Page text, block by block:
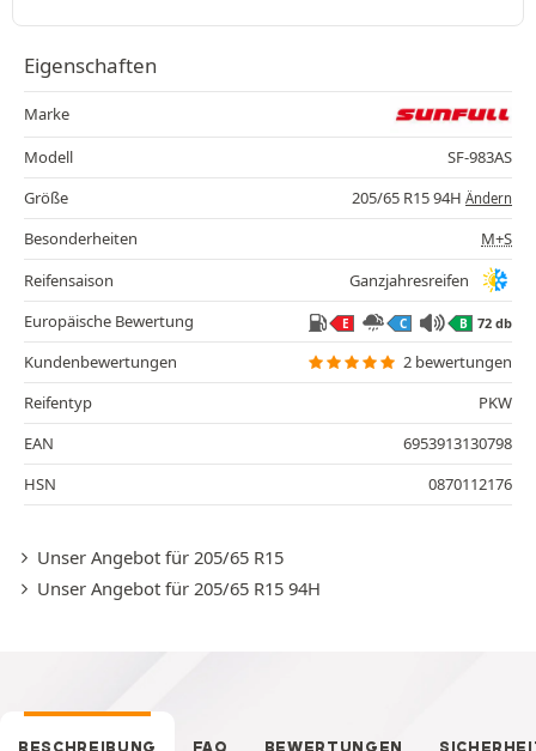
Eigenschaften
Marke
Modell
SF-983AS
Größe
205/65 R15 94H Ändern
Besonderheiten
M+S
Reifensaison
Ganzjahresreifen
Europäische Bewertung
E C B 72 db
Kundenbewertungen
2 bewertungen
Reifentyp
PKW
EAN
6953913130798
HSN
0870112176
Unser Angebot für 205/65 R15
Unser Angebot für 205/65 R15 94H
BESCHREIBUNG FAQ BEWERTUNGEN